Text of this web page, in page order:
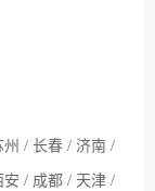
/ 长春 / 济南 /
/ 成都 / 天津 /